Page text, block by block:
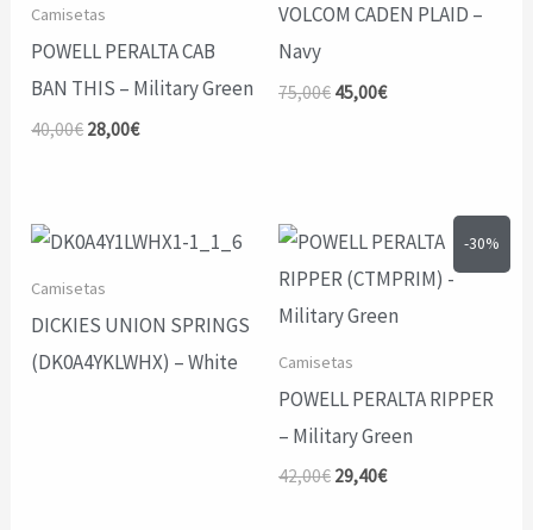
Camisetas
POWELL PERALTA CAB
BAN THIS – Military Green
40,00€ El
28,00€El
VOLCOM CADEN PLAID –
Navy
75,00€ El
45,00€El
Camisetas
DICKIES UNION SPRINGS
(DK0A4YKLWHX) – White
-30%
Camisetas
POWELL PERALTA RIPPER
– Military Green
42,00€ El
29,40€El